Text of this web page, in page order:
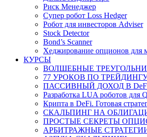
Риск Менеджер
Супер робот Loss Hedger
Робот для инвесторов Adviser
Stock Detector
Bond’s Scanner
Хеджирование опционов для
КУРСЫ
ВОЛШЕБНЫЕ
77 УРОКОВ ПО
ПАССИВНЫЙ ДОХОД В
Разработка LUA роботов для
Крипта в DeFi. Готовая
СКАЛЬПИНГ НА
ПРОСТЫЕ СЕКРЕТЫ
АРБИТРАЖНЫЕ